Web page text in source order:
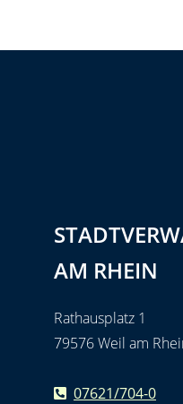
AM RHEIN
Rathausplatz 1
79576 Weil am
07621/704-0